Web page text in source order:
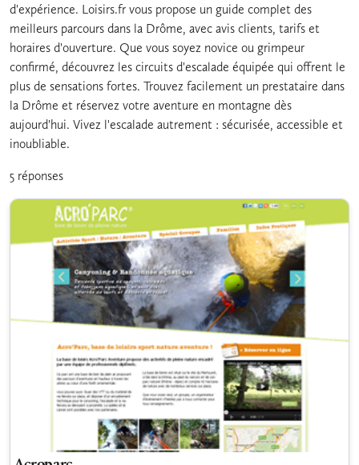
d'expérience. Loisirs.fr vous propose un guide complet des
meilleurs parcours dans la Drôme, avec avis clients, tarifs et
horaires d'ouverture. Que vous soyez novice ou grimpeur
confirmé, découvrez les circuits d'escalade équipée qui offrent le
plus de sensations fortes. Trouvez facilement un prestataire dans
la Drôme et réservez votre aventure en montagne dès
aujourd'hui. Vivez l'escalade autrement : sécurisée, accessible et
inoubliable.
5 réponses